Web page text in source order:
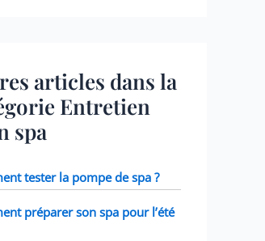
articles dans la
Entretien
spa
tester la pompe de spa ?
préparer son spa pour l’été